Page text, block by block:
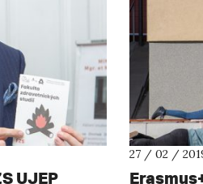
UJEP
27 / 02 /